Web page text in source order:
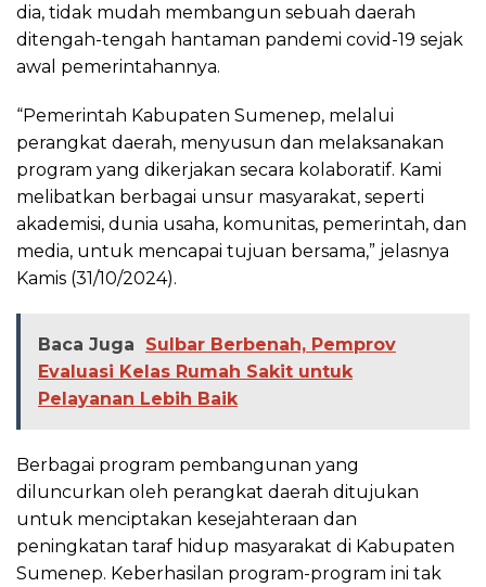
dia, tidak mudah membangun sebuah daerah
ditengah-tengah hantaman pandemi covid-19 sejak
awal pemerintahannya.
“Pemerintah Kabupaten Sumenep, melalui
perangkat daerah, menyusun dan melaksanakan
program yang dikerjakan secara kolaboratif. Kami
melibatkan berbagai unsur masyarakat, seperti
akademisi, dunia usaha, komunitas, pemerintah, dan
media, untuk mencapai tujuan bersama,” jelasnya
Kamis (31/10/2024).
Baca Juga
Sulbar Berbenah, Pemprov
Evaluasi Kelas Rumah Sakit untuk
Pelayanan Lebih Baik
Berbagai program pembangunan yang
diluncurkan oleh perangkat daerah ditujukan
untuk menciptakan kesejahteraan dan
peningkatan taraf hidup masyarakat di Kabupaten
Sumenep. Keberhasilan program-program ini tak